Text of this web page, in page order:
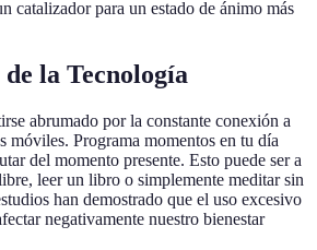
catalizador para un estado de ánimo más
la Tecnología
abrumado por la constante conexión a
móviles. Programa momentos en tu día
del momento presente. Esto puede ser a
leer un libro o simplemente meditar sin
han demostrado que el uso excesivo
negativamente nuestro bienestar